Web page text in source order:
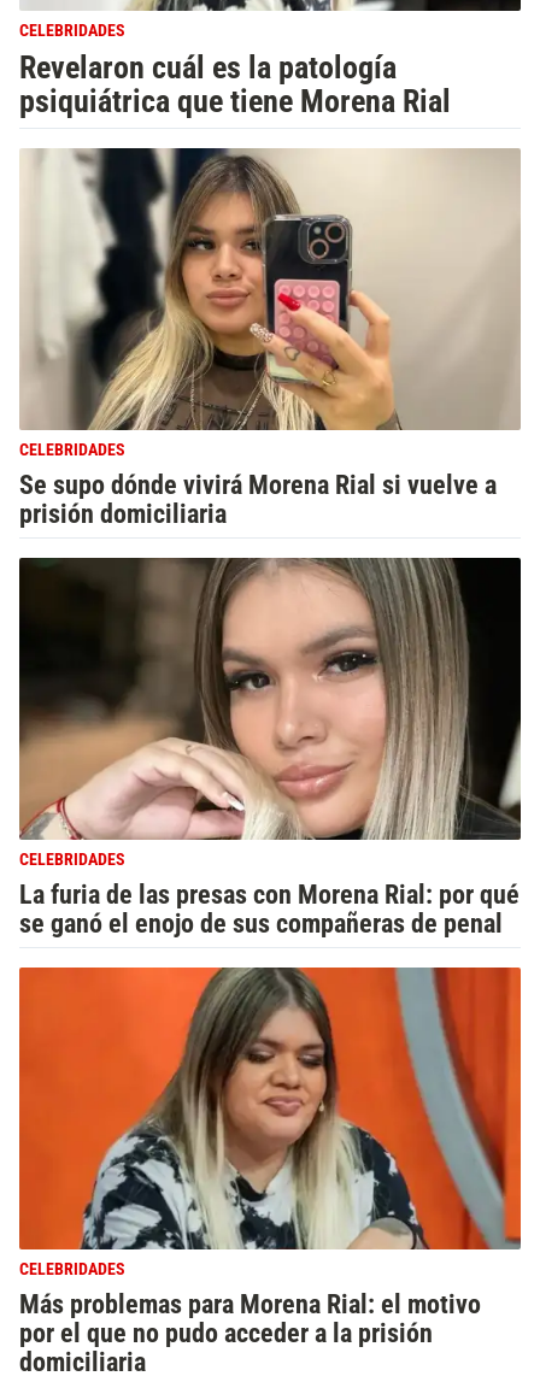
CELEBRIDADES
Revelaron cuál es la patología
psiquiátrica que tiene Morena Rial
CELEBRIDADES
Se supo dónde vivirá Morena Rial si vuelve a
prisión domiciliaria
CELEBRIDADES
La furia de las presas con Morena Rial: por qué
se ganó el enojo de sus compañeras de penal
CELEBRIDADES
Más problemas para Morena Rial: el motivo
por el que no pudo acceder a la prisión
domiciliaria